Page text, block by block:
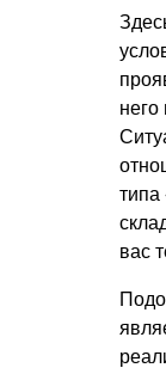
него
типа
вас